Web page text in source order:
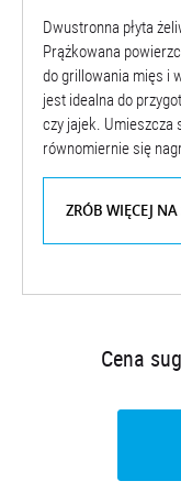
Dwustronna płyta
Prążkowana
do grillowania mięs i
jest idealna do
czy jajek. Umieszcza
równomiernie się
ZRÓB WIĘCEJ
Cena